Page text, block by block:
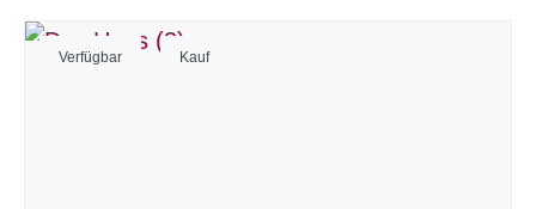
Verfügbar Kauf